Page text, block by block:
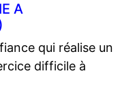
A
qui réalise un
difficile à